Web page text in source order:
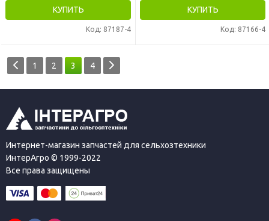
КУПИТЬ
Код: 87187-4
КУПИТЬ
Код: 87166-4
1 2 3 4
Интернет-магазин запчастей для сельхозтехники
ИнтерАгро © 1999-2022
Все права защищены